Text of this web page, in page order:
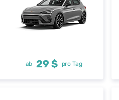
ab 29 $ pro Tag